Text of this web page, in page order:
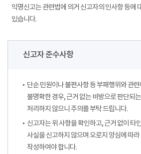
익명신고는 관련법에 의거 신고자의 인사항 등에
있습니다.
신고자 준수사항
단순 민원이나 불편사항 등 부패행위와 관련
불명확한 경우, 근거 없는 비방으로 판단되
처리하지 않으니 주의를 부탁 드립니다.
신고자는 위 사항을 확인하고, 근거 없이 타
사실을 신고하지 않으며 오로지 양심에 따
작성하여야 합니다.